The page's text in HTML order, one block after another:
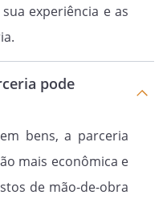
experiência e as
pode
bens, a parceria
mais econômica e
de mão-de-obra